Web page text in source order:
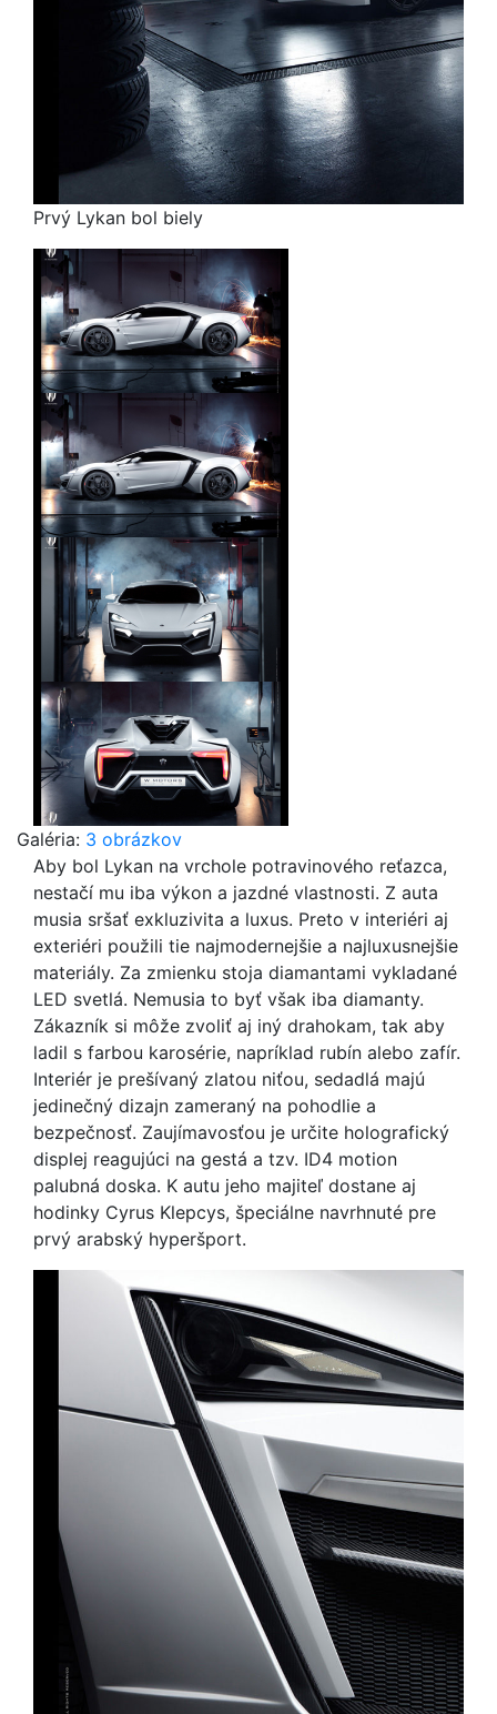
Prvý Lykan bol biely
Galéria: 3 obrázkov
Aby bol Lykan na vrchole potravinového reťazca,
nestačí mu iba výkon a jazdné vlastnosti. Z auta
musia sršať exkluzivita a luxus. Preto v interiéri aj
exteriéri použili tie najmodernejšie a najluxusnejšie
materiály. Za zmienku stoja diamantami vykladané
LED svetlá. Nemusia to byť však iba diamanty.
Zákazník si môže zvoliť aj iný drahokam, tak aby
ladil s farbou karosérie, napríklad rubín alebo zafír.
Interiér je prešívaný zlatou niťou, sedadlá majú
jedinečný dizajn zameraný na pohodlie a
bezpečnosť. Zaujímavosťou je určite holografický
displej reagujúci na gestá a tzv. ID4 motion
palubná doska. K autu jeho majiteľ dostane aj
hodinky Cyrus Klepcys, špeciálne navrhnuté pre
prvý arabský hyperšport.